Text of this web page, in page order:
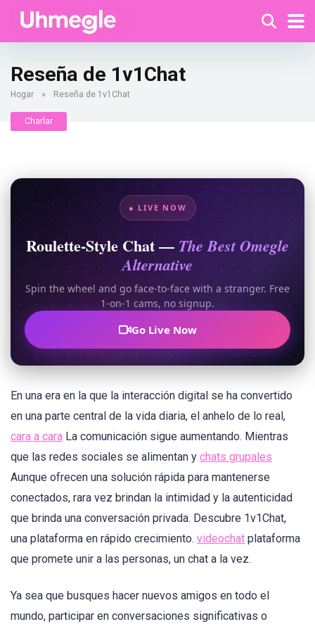
Reseña de 1v1Chat
Hogar » Reseña de 1v1Chat
Charlar
● LIVE NOW
Roulette-Style Chat — The Best Omegle
Alternative
Spin the wheel and go face-to-face with a stranger. Free
1-on-1 cams, no signup.
Go Live Now
En una era en la que la interacción digital se ha convertido
en una parte central de la vida diaria, el anhelo de lo real,
cara a cara La comunicación sigue aumentando. Mientras
que las redes sociales se alimentan y chats grupales
Aunque ofrecen una solución rápida para mantenerse
conectados, rara vez brindan la intimidad y la autenticidad
que brinda una conversación privada. Descubre 1v1Chat,
una plataforma en rápido crecimiento. videochat plataforma
que promete unir a las personas, un chat a la vez.
Ya sea que busques hacer nuevos amigos en todo el
mundo, participar en conversaciones significativas o